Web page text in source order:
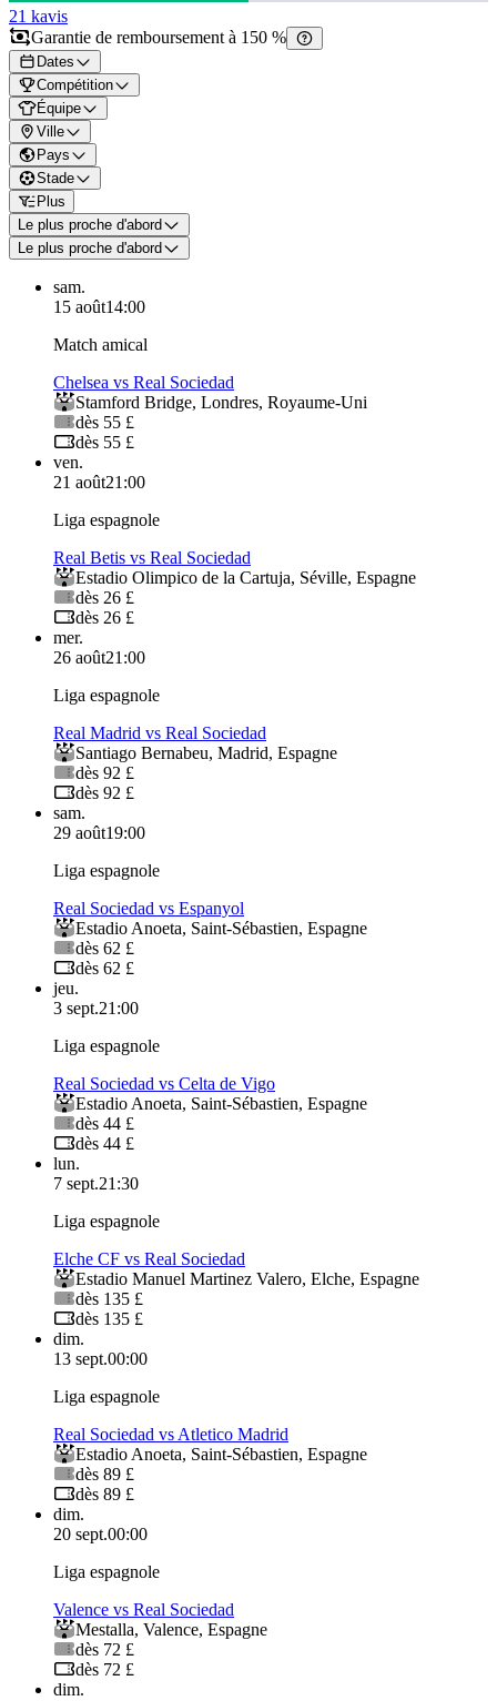
21 kavis
Garantie de remboursement à 150 %
Dates
Compétition
Équipe
Ville
Pays
Stade
Plus
Le plus proche d'abord
Le plus proche d'abord
sam.
15 août14:00
Match amical
Chelsea vs Real Sociedad
Stamford Bridge, Londres, Royaume-Uni
dès 55 £
dès 55 £
ven.
21 août21:00
Liga espagnole
Real Betis vs Real Sociedad
Estadio Olimpico de la Cartuja, Séville, Espagne
dès 26 £
dès 26 £
mer.
26 août21:00
Liga espagnole
Real Madrid vs Real Sociedad
Santiago Bernabeu, Madrid, Espagne
dès 92 £
dès 92 £
sam.
29 août19:00
Liga espagnole
Real Sociedad vs Espanyol
Estadio Anoeta, Saint-Sébastien, Espagne
dès 62 £
dès 62 £
jeu.
3 sept.21:00
Liga espagnole
Real Sociedad vs Celta de Vigo
Estadio Anoeta, Saint-Sébastien, Espagne
dès 44 £
dès 44 £
lun.
7 sept.21:30
Liga espagnole
Elche CF vs Real Sociedad
Estadio Manuel Martinez Valero, Elche, Espagne
dès 135 £
dès 135 £
dim.
13 sept.00:00
Liga espagnole
Real Sociedad vs Atletico Madrid
Estadio Anoeta, Saint-Sébastien, Espagne
dès 89 £
dès 89 £
dim.
20 sept.00:00
Liga espagnole
Valence vs Real Sociedad
Mestalla, Valence, Espagne
dès 72 £
dès 72 £
dim.